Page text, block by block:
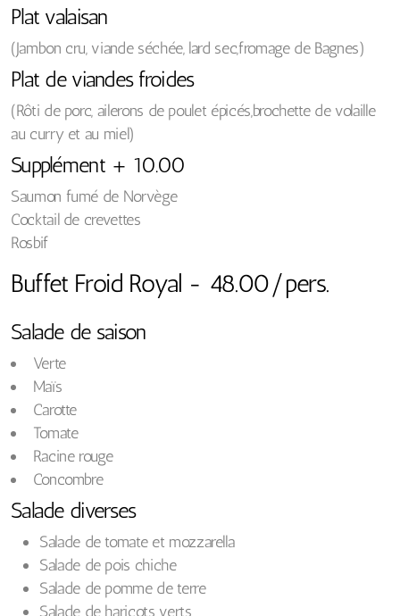
Plat valaisan
(Jambon cru, viande séchée, lard sec,fromage de Bagnes)
Plat de viandes froides
(Rôti de porc, ailerons de poulet épicés,brochette de volaille
au curry et au miel)
Supplément + 10.00
Saumon fumé de Norvège
Cocktail de crevettes
Rosbif
Buffet Froid Royal - 48.00/pers.
Salade de saison
Verte
Maïs
Carotte
Tomate
Racine rouge
Concombre
Salade diverses
Salade de tomate et mozzarella
Salade de pois chiche
Salade de pomme de terre
Salade de haricots verts